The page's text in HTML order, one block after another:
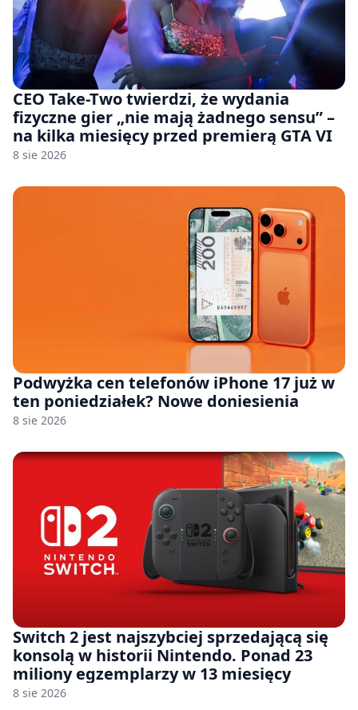
CEO Take-Two twierdzi, że wydania
fizyczne gier „nie mają żadnego sensu” –
na kilka miesięcy przed premierą GTA VI
8 sie 2026
Podwyżka cen telefonów iPhone 17 już w
ten poniedziałek? Nowe doniesienia
8 sie 2026
Switch 2 jest najszybciej sprzedającą się
konsolą w historii Nintendo. Ponad 23
miliony egzemplarzy w 13 miesięcy
8 sie 2026